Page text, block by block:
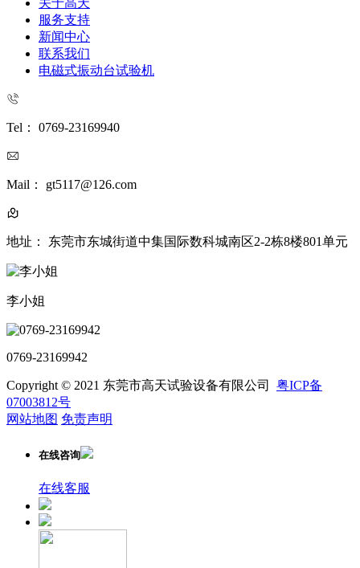
服务支持
新闻中心
联系我们
电磁式振动台试验机
Tel： 0769-23169940
Mail： gt5117@126.com
地址： 东莞市东城街道中集国际数科城南区2-2栋8楼801单元
李小姐
0769-23169942
Copyright © 2021 东莞市高天试验设备有限公司 粤ICP备
07003812号
网站地图 免责声明
在线咨询
在线客服